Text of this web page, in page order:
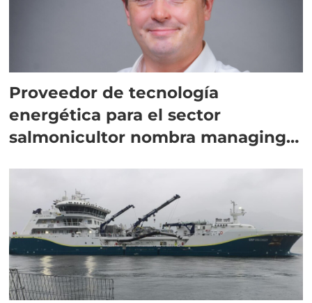
Proveedor de tecnología
energética para el sector
salmonicultor nombra managing